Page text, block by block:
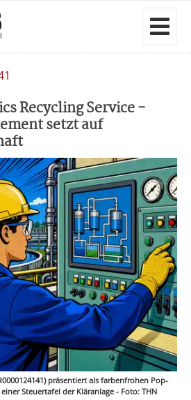
Recycling Service -
setzt auf
präsentiert als farbenfrohen Pop-
Steuertafel der Kläranlage - Foto: THN